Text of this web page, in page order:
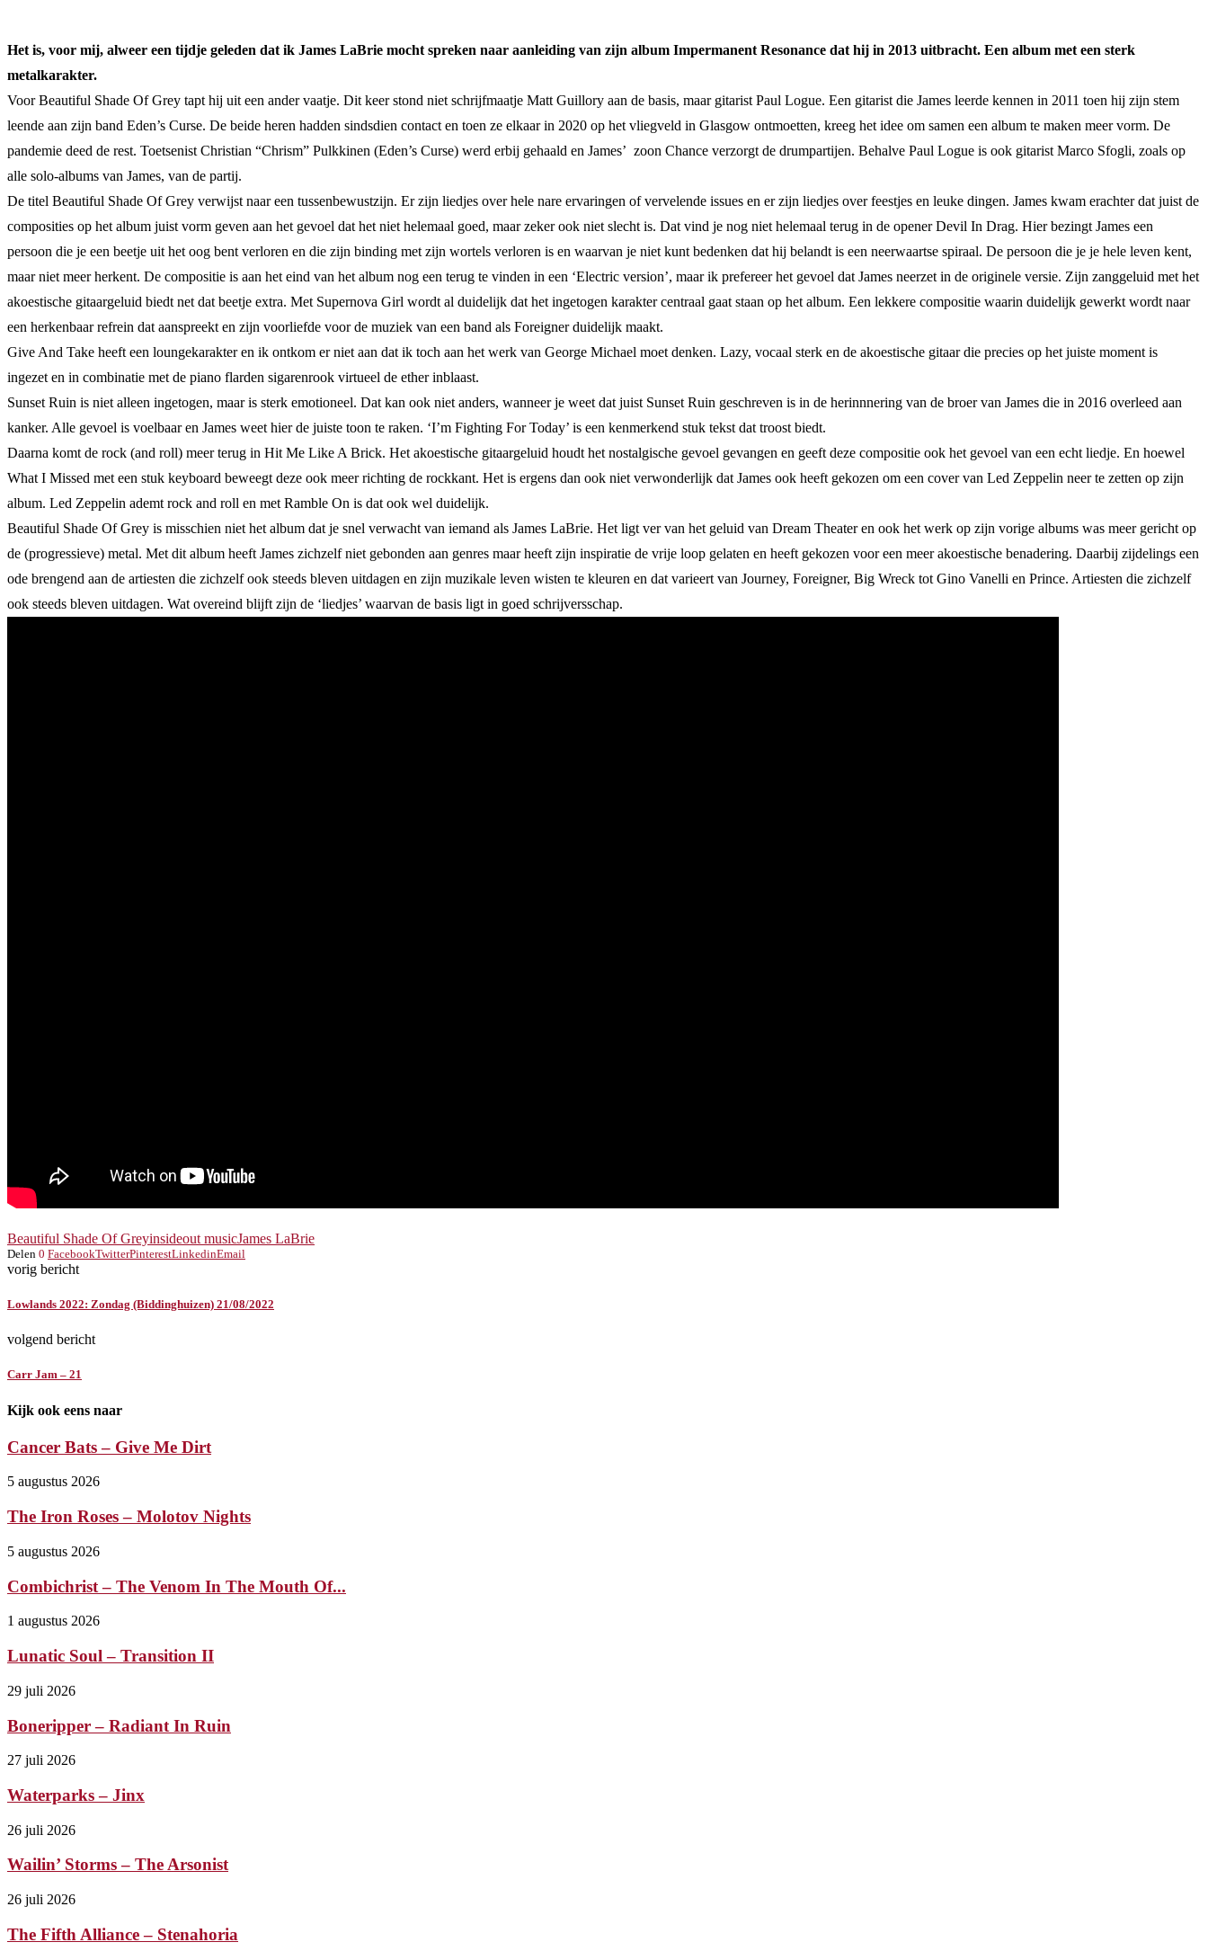
Het is, voor mij, alweer een tijdje geleden dat ik James LaBrie mocht spreken naar aanleiding van zijn album Impermanent Resonance dat hij in 2013 uitbracht. Een album met een sterk
metalkarakter.
Voor Beautiful Shade Of Grey tapt hij uit een ander vaatje. Dit keer stond niet schrijfmaatje Matt Guillory aan de basis, maar gitarist Paul Logue. Een gitarist die James leerde kennen in 2011 toen hij zijn stem
leende aan zijn band Eden’s Curse. De beide heren hadden sindsdien contact en toen ze elkaar in 2020 op het vliegveld in Glasgow ontmoetten, kreeg het idee om samen een album te maken meer vorm. De
pandemie deed de rest. Toetsenist Christian “Chrism” Pulkkinen (Eden’s Curse) werd erbij gehaald en James’ zoon Chance verzorgt de drumpartijen. Behalve Paul Logue is ook gitarist Marco Sfogli, zoals op
alle solo-albums van James, van de partij.
De titel Beautiful Shade Of Grey verwijst naar een tussenbewustzijn. Er zijn liedjes over hele nare ervaringen of vervelende issues en er zijn liedjes over feestjes en leuke dingen. James kwam erachter dat juist de
composities op het album juist vorm geven aan het gevoel dat het niet helemaal goed, maar zeker ook niet slecht is. Dat vind je nog niet helemaal terug in de opener Devil In Drag. Hier bezingt James een
persoon die je een beetje uit het oog bent verloren en die zijn binding met zijn wortels verloren is en waarvan je niet kunt bedenken dat hij belandt is een neerwaartse spiraal. De persoon die je je hele leven kent,
maar niet meer herkent. De compositie is aan het eind van het album nog een terug te vinden in een ‘Electric version’, maar ik prefereer het gevoel dat James neerzet in de originele versie. Zijn zanggeluid met het
akoestische gitaargeluid biedt net dat beetje extra. Met Supernova Girl wordt al duidelijk dat het ingetogen karakter centraal gaat staan op het album. Een lekkere compositie waarin duidelijk gewerkt wordt naar
een herkenbaar refrein dat aanspreekt en zijn voorliefde voor de muziek van een band als Foreigner duidelijk maakt.
Give And Take heeft een loungekarakter en ik ontkom er niet aan dat ik toch aan het werk van George Michael moet denken. Lazy, vocaal sterk en de akoestische gitaar die precies op het juiste moment is
ingezet en in combinatie met de piano flarden sigarenrook virtueel de ether inblaast.
Sunset Ruin is niet alleen ingetogen, maar is sterk emotioneel. Dat kan ook niet anders, wanneer je weet dat juist Sunset Ruin geschreven is in de herinnnering van de broer van James die in 2016 overleed aan
kanker. Alle gevoel is voelbaar en James weet hier de juiste toon te raken. ‘I’m Fighting For Today’ is een kenmerkend stuk tekst dat troost biedt.
Daarna komt de rock (and roll) meer terug in Hit Me Like A Brick. Het akoestische gitaargeluid houdt het nostalgische gevoel gevangen en geeft deze compositie ook het gevoel van een echt liedje. En hoewel
What I Missed met een stuk keyboard beweegt deze ook meer richting de rockkant. Het is ergens dan ook niet verwonderlijk dat James ook heeft gekozen om een cover van Led Zeppelin neer te zetten op zijn
album. Led Zeppelin ademt rock and roll en met Ramble On is dat ook wel duidelijk.
Beautiful Shade Of Grey is misschien niet het album dat je snel verwacht van iemand als James LaBrie. Het ligt ver van het geluid van Dream Theater en ook het werk op zijn vorige albums was meer gericht op
de (progressieve) metal. Met dit album heeft James zichzelf niet gebonden aan genres maar heeft zijn inspiratie de vrije loop gelaten en heeft gekozen voor een meer akoestische benadering. Daarbij zijdelings een
ode brengend aan de artiesten die zichzelf ook steeds bleven uitdagen en zijn muzikale leven wisten te kleuren en dat varieert van Journey, Foreigner, Big Wreck tot Gino Vanelli en Prince. Artiesten die zichzelf
ook steeds bleven uitdagen. Wat overeind blijft zijn de ‘liedjes’ waarvan de basis ligt in goed schrijversschap.
Beautiful Shade Of Greyinsideout musicJames LaBrie
Delen 0 FacebookTwitterPinterestLinkedinEmail
vorig bericht
Lowlands 2022: Zondag (Biddinghuizen) 21/08/2022
volgend bericht
Carr Jam – 21
Kijk ook eens naar
Cancer Bats – Give Me Dirt
5 augustus 2026
The Iron Roses – Molotov Nights
5 augustus 2026
Combichrist – The Venom In The Mouth Of...
1 augustus 2026
Lunatic Soul – Transition II
29 juli 2026
Boneripper – Radiant In Ruin
27 juli 2026
Waterparks – Jinx
26 juli 2026
Wailin’ Storms – The Arsonist
26 juli 2026
The Fifth Alliance – Stenahoria